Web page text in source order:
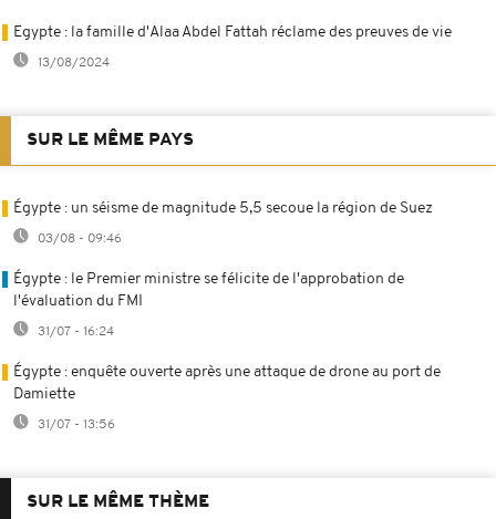
Egypte : la famille d'Alaa Abdel Fattah réclame des preuves de vie
13/08/2024
SUR LE MÊME PAYS
Égypte : un séisme de magnitude 5,5 secoue la région de Suez
03/08 - 09:46
Égypte : le Premier ministre se félicite de l'approbation de
l'évaluation du FMI
31/07 - 16:24
Égypte : enquête ouverte après une attaque de drone au port de
Damiette
31/07 - 13:56
SUR LE MÊME THÈME